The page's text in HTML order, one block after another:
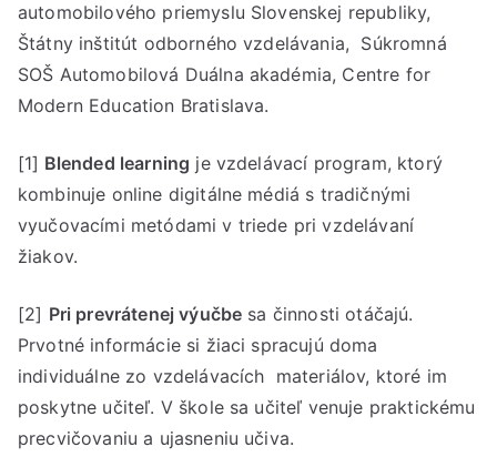
automobilového priemyslu Slovenskej republiky,
Štátny inštitút odborného vzdelávania, Súkromná
SOŠ Automobilová Duálna akadémia, Centre for
Modern Education Bratislava.
[1] Blended learning je vzdelávací program, ktorý
kombinuje online digitálne médiá s tradičnými
vyučovacími metódami v triede pri vzdelávaní
žiakov.
[2] Pri prevrátenej výučbe sa činnosti otáčajú.
Prvotné informácie si žiaci spracujú doma
individuálne zo vzdelávacích materiálov, ktoré im
poskytne učiteľ. V škole sa učiteľ venuje praktickému
precvičovaniu a ujasneniu učiva.